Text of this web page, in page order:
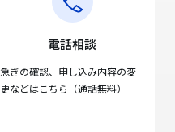
電話相談
急ぎの確認、申し込み内容の変
更などはこちら（通話無料）